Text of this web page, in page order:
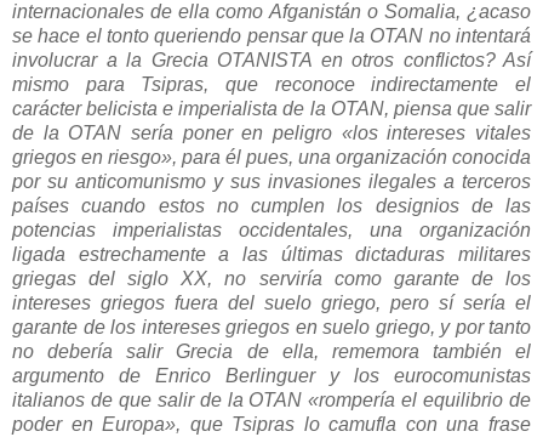
internacionales de ella como Afganistán o Somalia, ¿acaso
se hace el tonto queriendo pensar que la OTAN no intentará
involucrar a la Grecia OTANISTA en otros conflictos? Así
mismo para Tsipras, que reconoce indirectamente el
carácter belicista e imperialista de la OTAN, piensa que salir
de la OTAN sería poner en peligro «los intereses vitales
griegos en riesgo», para él pues, una organización conocida
por su anticomunismo y sus invasiones ilegales a terceros
países cuando estos no cumplen los designios de las
potencias imperialistas occidentales, una organización
ligada estrechamente a las últimas dictaduras militares
griegas del siglo XX, no serviría como garante de los
intereses griegos fuera del suelo griego, pero sí sería el
garante de los intereses griegos en suelo griego, y por tanto
no debería salir Grecia de ella, rememora también el
argumento de Enrico Berlinguer y los eurocomunistas
italianos de que salir de la OTAN «rompería el equilibrio de
poder en Europa», que Tsipras lo camufla con una frase